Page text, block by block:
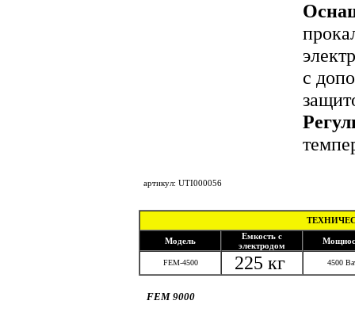
с
артикул: UTI000056
Модель
Емкость с
электродом
FEM-4500 225 кг 4500
FEM 9000